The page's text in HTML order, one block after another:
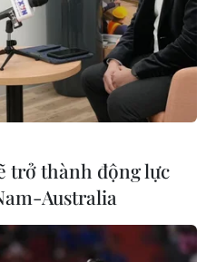
trở thành động lực
Australia